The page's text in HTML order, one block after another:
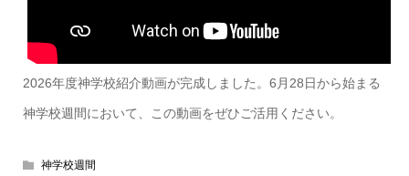
2026年度神学校紹介動画が完成しました。6月28日から始まる
神学校週間において、この動画をぜひご活用ください。
神学校週間